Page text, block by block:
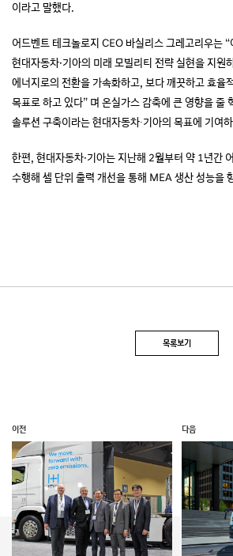
이라고 말했다.
어드벤트 테크놀로지 CEO 바실리스 그레고리우는 “
현대자동차·기아의 미래 모빌리티 전략 실현을 지원
에너지로의 전환을 가속화하고, 보다 깨끗하고 효율
목표로 하고 있다” 며 온실가스 감축에 큰 영향을 줄
솔루션 구축이라는 현대자동차∙기아의 목표에 기여
한편, 현대자동차·기아는 지난해 2월부터 약 1년간
수행해 셀 단위 출력 개선을 통해 MEA 생산 성능을
목록보기
이전 다음